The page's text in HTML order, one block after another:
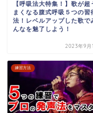
【呼吸法大特集！】歌が超
まくなる腹式呼吸５つの習
法！レベルアップした歌で
んなを魅了しよう！
2023年9月
練習方法